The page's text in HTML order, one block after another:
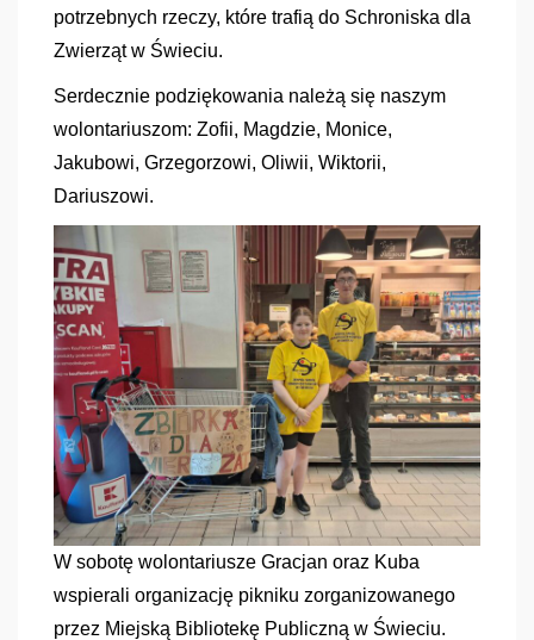
potrzebnych rzeczy, które trafią do Schroniska dla
Zwierząt w Świeciu.
Serdecznie podziękowania należą się naszym
wolontariuszom: Zofii, Magdzie, Monice,
Jakubowi, Grzegorzowi, Oliwii, Wiktorii,
Dariuszowi.
W sobotę wolontariusze Gracjan oraz Kuba
wspierali organizację pikniku zorganizowanego
przez Miejską Bibliotekę Publiczną w Świeciu.